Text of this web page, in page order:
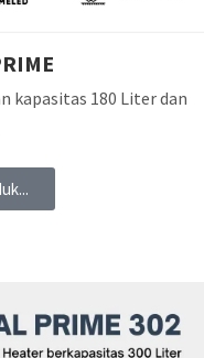
kapasitas 180 Liter dan